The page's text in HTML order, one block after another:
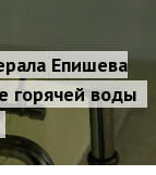
Епишева
горячей воды